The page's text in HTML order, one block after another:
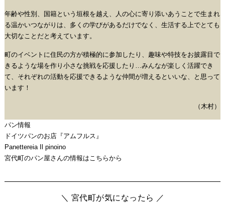
年齢や性別、国籍という垣根を越え、人の心に寄り添いあうことで生まれ
る温かいつながりは、多くの学びがあるだけでなく、生活する上でとても
大切なことだと考えています。
町のイベントに住民の方が積極的に参加したり、趣味や特技をお披露目で
きるような場を作り小さな挑戦を応援したり…みんなが楽しく活躍でき
て、それぞれの活動を応援できるような仲間が増えるといいな、と思って
います！
（木村）
パン情報
ドイツパンのお店『アムフルス』
Panettereia Il pinoino
宮代町のパン屋さんの情報はこちらから
＼ 宮代町が気になったら ／